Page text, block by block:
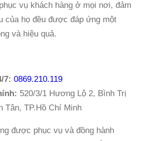
vụ khách hàng ở mọi nơi, đảm
của họ đều được đáp ứng một
và hiệu quả.
7: 0869.210.119
520/3/1 Hương Lộ 2, Bình Trị
Tân, TP.Hồ Chí Minh
được phục vụ và đồng hành